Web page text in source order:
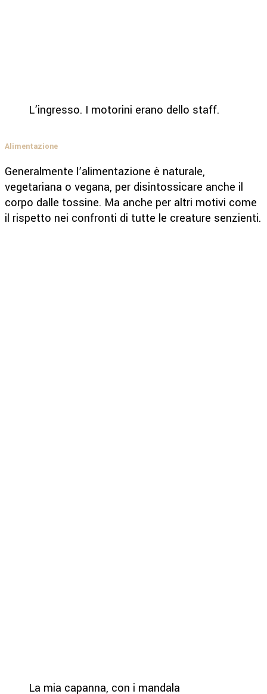
L’ingresso. I motorini erano dello staff.
Alimentazione
Generalmente l’alimentazione è naturale,
vegetariana o vegana, per disintossicare anche il
corpo dalle tossine. Ma anche per altri motivi come
il rispetto nei confronti di tutte le creature senzienti.
La mia capanna, con i mandala